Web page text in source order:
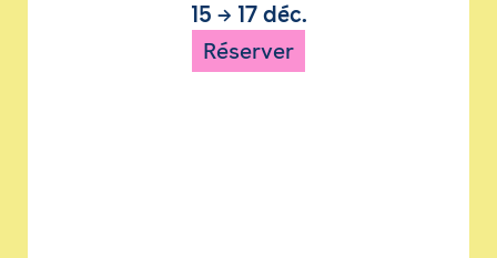
15 → 17 déc.
Réserver